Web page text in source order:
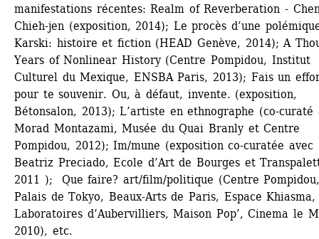
manifestations récentes: Realm of Reverberation -
Chieh-jen (exposition, 2014); Le procès d’une
Karski: histoire et fiction (HEAD Genève, 2014); A
Years of Nonlinear History (Centre Pompidou, Institut
Culturel du Mexique, ENSBA Paris, 2013); Fais un
pour te souvenir. Ou, à défaut, invente. (exposition,
Bétonsalon, 2013); L’artiste en ethnographe (co-curaté
Morad Montazami, Musée du Quai Branly et Centre
Pompidou, 2012); Im/mune (exposition co-curatée avec
Beatriz Preciado, Ecole d’Art de Bourges et
2011 ); Que faire? art/film/politique (Centre
Palais de Tokyo, Beaux-Arts de Paris, Espace Khiasma,
Laboratoires d’Aubervilliers, Maison Pop’, Cinema le
2010), etc.